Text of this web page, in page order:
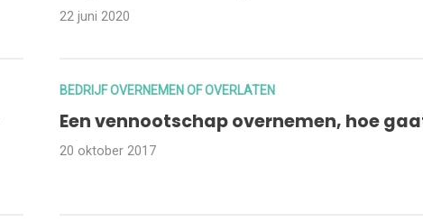
22 juni 2020
BEDRIJF OVERNEMEN OF OVERLATEN
Een vennootschap overnemen, hoe
20 oktober 2017